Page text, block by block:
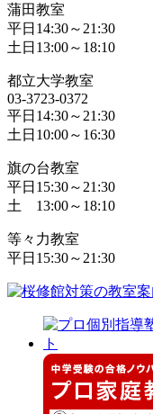
蒲田教室
平日14:30～21:30
土日13:00～18:10
都立大学教室
03-3723-0372
平日14:30～21:30
土日10:00～16:30
旗の台教室
平日15:30～21:30
土 13:00～18:10
等々力教室
平日15:30～21:30